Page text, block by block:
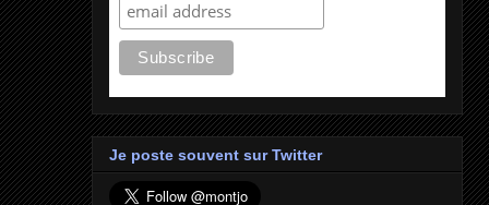
Je poste souvent sur Twitter